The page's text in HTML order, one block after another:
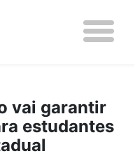
vai garantir
estudantes